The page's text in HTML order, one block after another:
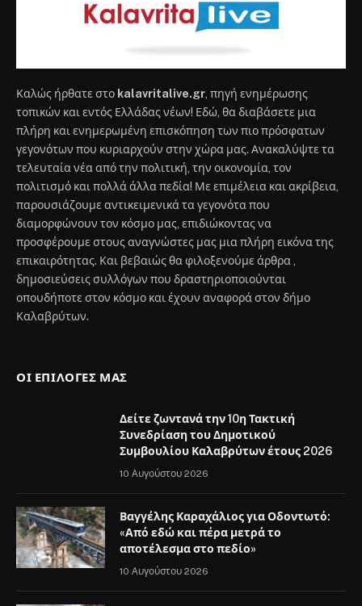
Καλώς ήρθατε στο kalavritalive.gr , πηγή ενημέρωσης
τοπικών και εντός Ελλάδας νέων! Εδώ, θα διαβάσετε μια
πλήρη και ενημερωμένη επισκόπηση των πιο πρόσφατων
γεγονότων που κυριαρχούν στην χώρα μας. Ανακαλύψτε τα
τελευταία νέα από την πολιτική, την οικονομία, τον
πολιτισμό και πολλά άλλα πεδία! Με επιμέλεια και ακρίβεια,
παρουσιάζουμε αντικειμενικά τα γεγονότα που
διαμορφώνουν τον κόσμο μας, επιδιώκοντας να
προσφέρουμε στους αναγνώστες μας μια πλήρη εικόνα της
επικαιρότητας. Και βεβαιώς θα φιλοξενούμε άρθρα ,
δημοσιεύσεις συλλόγων που δραστηριοποιούνται
οπουδήποτε στον κόσμο και έχουν αναφορά στον δήμο
Καλαβρύτων.
ΟΙ ΕΠΙΛΟΓΈΣ ΜΑΣ
Δείτε ζωντανά την 10η Τακτική
Συνεδρίαση του Δημοτικού
Συμβουλίου Καλαβρύτων έτους 2026
10 Αυγούστου 2026
Βαγγέλης Καραχάλιος για Οδοντωτό:
«Από εδώ και πέρα μετρά το
αποτέλεσμα στο πεδίο»
10 Αυγούστου 2026